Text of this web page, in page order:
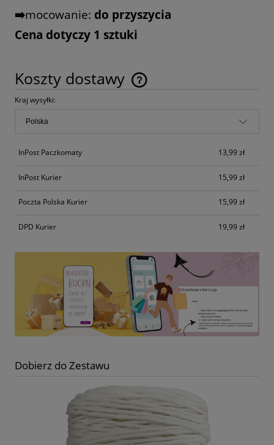
➡️️mocowanie: do przyszycia
Cena dotyczy 1 sztuki
Koszty dostawy
Cena nie zawiera ewentualnych kosztów płatności
Kraj wysyłki:
InPost Paczkomaty 13,99 zł
InPost Kurier 15,99 zł
Poczta Polska Kurier 15,99 zł
DPD Kurier 19,99 zł
Dobierz do Zestawu